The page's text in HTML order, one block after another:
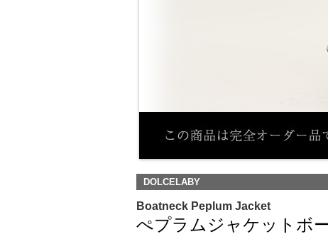
DOLCELABY
Boatneck Peplum Jacket
ぺプラムジャケットボー